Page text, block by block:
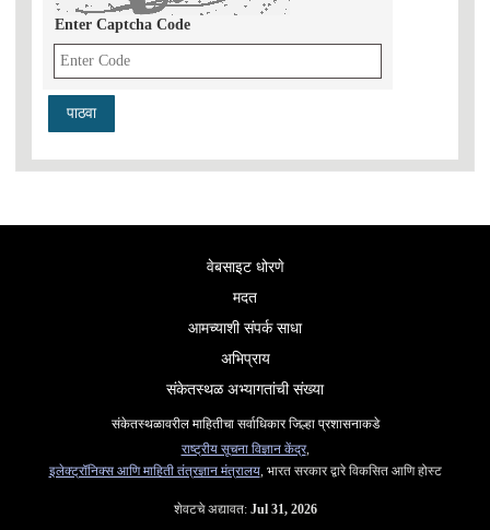
Enter Captcha Code
वेबसाइट धोरणे
मदत
आमच्याशी संपर्क साधा
अभिप्राय
संकेतस्थळ अभ्यागतांची संख्या
संकेतस्थळावरील माहितीचा सर्वाधिकार जिल्हा प्रशासनाकडे
राष्ट्रीय सूचना विज्ञान केंद्र,
इलेक्ट्रॉनिक्स आणि माहिती तंत्रज्ञान मंत्रालय, भारत सरकार द्वारे विकसित आणि होस्ट
शेवटचे अद्यावत: Jul 31, 2026